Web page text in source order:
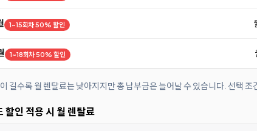
1~15회차 50% 할인
1~18회차 50% 할인
길수록 월 렌탈료는 낮아지지만 총 납부금은 늘어날 수 있습니다. 선택
할인 적용 시 월 렌탈료